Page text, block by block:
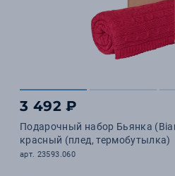
3 492 ₽
Подарочный набор Бьянка
красный (плед, термобутылка)
арт. 23593.060